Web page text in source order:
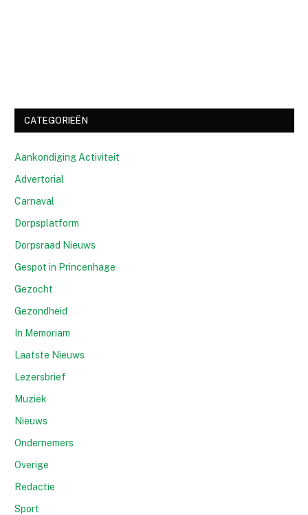
CATEGORIEËN
Aankondiging Activiteit
Advertorial
Carnaval
Dorpsplatform
Dorpsraad Nieuws
Gespot in Princenhage
Gezocht
Gezondheid
In Memoriam
Laatste Nieuws
Lezersbrief
Muziek
Nieuws
Ondernemers
Overige
Redactie
Sport